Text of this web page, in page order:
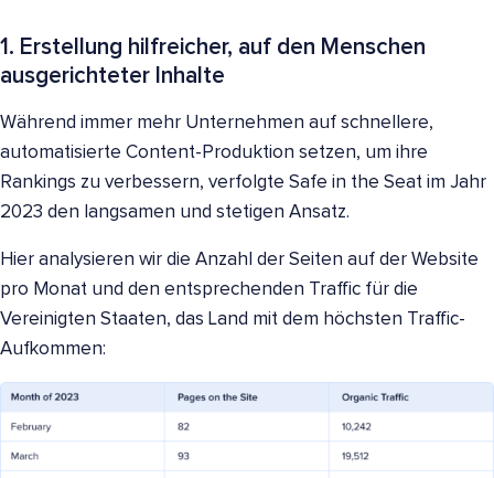
1. Erstellung hilfreicher, auf den Menschen
ausgerichteter Inhalte
Während immer mehr Unternehmen auf schnellere,
automatisierte Content-Produktion setzen, um ihre
Rankings zu verbessern, verfolgte Safe in the Seat im Jahr
2023 den langsamen und stetigen Ansatz.
Hier analysieren wir die Anzahl der Seiten auf der Website
pro Monat und den entsprechenden Traffic für die
Vereinigten Staaten, das Land mit dem höchsten Traffic-
Aufkommen: